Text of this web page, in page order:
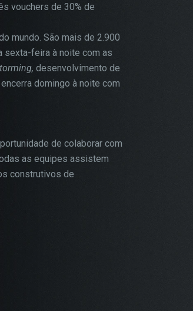
vouchers de 30% de
mundo. São mais de 2.900
sexta-feira à noite com as
desenvolvimento de
domingo à noite com
de colaborar com
as equipes assistem
construtivos de